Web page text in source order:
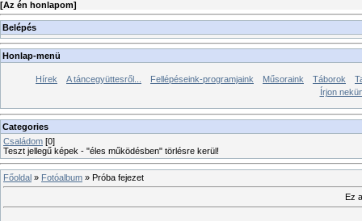
[Az én honlapom]
Belépés
Honlap-menü
Hírek A táncegyüttesről... Fellépéseink-programjaink Műsoraink Táborok
Írjon
Categories
Családom [0]
Teszt jellegű képek - "éles működésben" törlésre kerül!
Főoldal » Fotóalbum » Próba fejezet
Ez